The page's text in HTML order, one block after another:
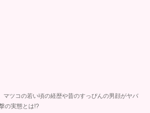
マツコの若い頃の経歴や昔のすっぴんの男顔がヤバ
の実態とは!?